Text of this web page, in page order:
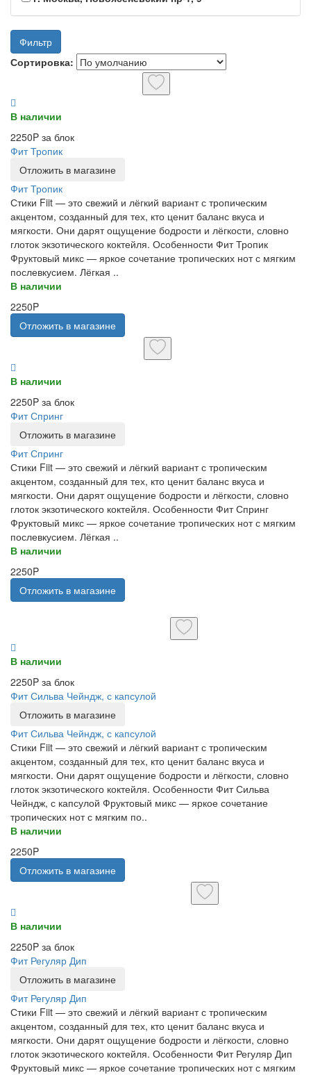
Фильтр
Сортировка:
В наличии
2250P за блок
Фит Тропик
Отложить в магазине
Фит Тропик
Стики Fiit — это свежий и лёгкий вариант с тропическим
акцентом, созданный для тех, кто ценит баланс вкуса и
мягкости. Они дарят ощущение бодрости и лёгкости, словно
глоток экзотического коктейля. Особенности Фит Тропик
Фруктовый микс — яркое сочетание тропических нот с мягким
послевкусием. Лёгкая ..
В наличии
2250P
Отложить в магазине
В наличии
2250P за блок
Фит Спринг
Отложить в магазине
Фит Спринг
Стики Fiit — это свежий и лёгкий вариант с тропическим
акцентом, созданный для тех, кто ценит баланс вкуса и
мягкости. Они дарят ощущение бодрости и лёгкости, словно
глоток экзотического коктейля. Особенности Фит Спринг
Фруктовый микс — яркое сочетание тропических нот с мягким
послевкусием. Лёгкая ..
В наличии
2250P
Отложить в магазине
В наличии
2250P за блок
Фит Сильва Чейндж, с капсулой
Отложить в магазине
Фит Сильва Чейндж, с капсулой
Стики Fiit — это свежий и лёгкий вариант с тропическим
акцентом, созданный для тех, кто ценит баланс вкуса и
мягкости. Они дарят ощущение бодрости и лёгкости, словно
глоток экзотического коктейля. Особенности Фит Сильва
Чейндж, с капсулой Фруктовый микс — яркое сочетание
тропических нот с мягким по..
В наличии
2250P
Отложить в магазине
В наличии
2250P за блок
Фит Регуляр Дип
Отложить в магазине
Фит Регуляр Дип
Стики Fiit — это свежий и лёгкий вариант с тропическим
акцентом, созданный для тех, кто ценит баланс вкуса и
мягкости. Они дарят ощущение бодрости и лёгкости, словно
глоток экзотического коктейля. Особенности Фит Регуляр Дип
Фруктовый микс — яркое сочетание тропических нот с мягким